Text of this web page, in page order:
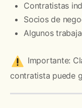
Contratistas
Socios de
Algunos
Importante:
contratista puede